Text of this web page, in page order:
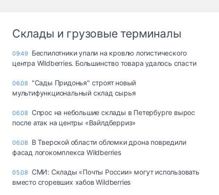
Склады и грузовые терминалы
09:49 Беспилотники упали на кровлю логистического
центра Wildberries. Большинство товара удалось спасти
06.08 "Сады Придонья" строят новый
мультифункциональный склад сырья
06.08 Спрос на небольшие склады в Петербурге вырос
после атак на центры «Вайлдберриз»
06.08 В Тверской области обломки дрона повредили
фасад логокомплекса Wildberries
05.08 СМИ: Склады «Почты России» могут использовать
вместо сгоревших хабов Wildberries